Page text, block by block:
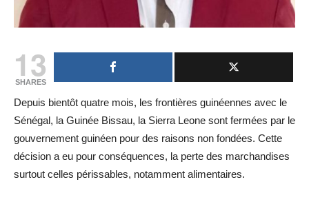
13
SHARES
Depuis bientôt quatre mois, les frontières guinéennes avec le
Sénégal, la Guinée Bissau, la Sierra Leone sont fermées par le
gouvernement guinéen pour des raisons non fondées. Cette
décision a eu pour conséquences, la perte des marchandises
surtout celles périssables, notamment alimentaires.